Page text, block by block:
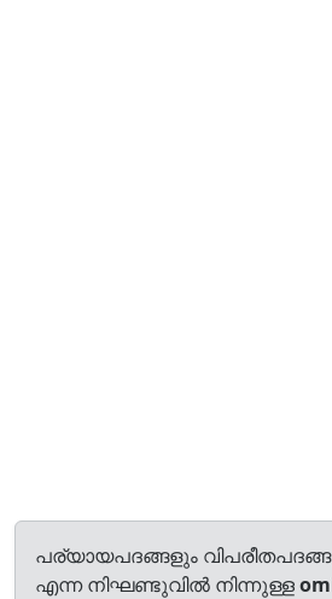
പര്യായപദങ്ങളും
എന്ന നിഘണ്ടുവിൽ നിന്നുള്ള